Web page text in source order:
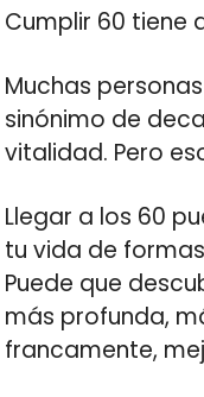
Cumplir 60 tiene
Muchas
sinónimo de
vitalidad. Pero
Llegar a los 60
tu vida de
Puede que
más profunda,
francamente,